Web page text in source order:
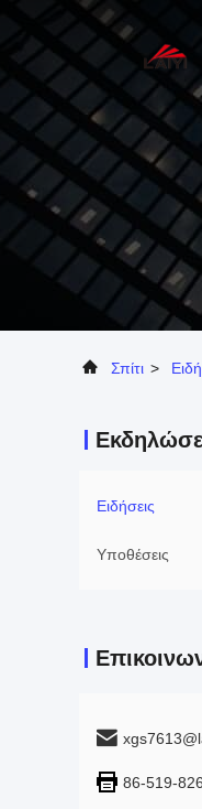
Σπίτι >
Ειδήσεις
Υποθέσεις
86-519-